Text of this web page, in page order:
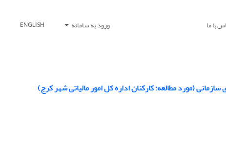
با ما ورود به سامانه ENGLISH
(مورد مطالعه: کارکنان اداره کل امور مالیاتی شهر کرج)